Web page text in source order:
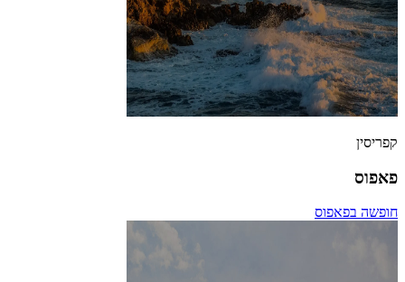
קפריסין
פאפוס
חופשה בפאפוס